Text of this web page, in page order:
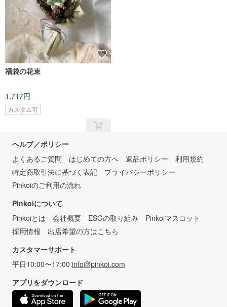
福袋の花束
1,717円
カスタム可
ヘルプ／ポリシー
よくあるご質問
はじめての方へ 返品ポリシー
利用規約
特定商取引法に基づく表記
プライバシーポリシー
Pinkoiのご利用の流れ
Pinkoiについて
Pinkoiとは
会社概要 ESGの取り組み
Pinkoiマスコット
採用情報
出店希望の方はこちら
カスタマーサポート
平日10:00〜17:00 info@pinkoi.com
アプリをダウンロード